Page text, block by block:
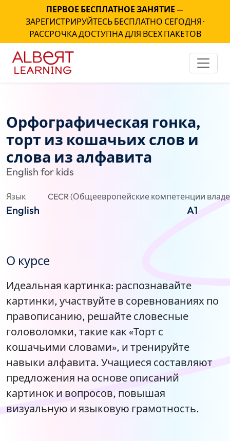
ПЕРВОЕ БЕСПЛАТНОЕ ЗАНЯТИЕ —
ЗАРЕГИСТРИРУЙТЕСЬ БЕСПЛАТНО СЕГОДНЯ ·
РАССРОЧКА ДОСТУПНА ДЛЯ ВСЕХ ПАКЕТОВ
Орфографическая гонка,
торт из кошачьих слов и
слова из алфавита
English for kids
Язык
English
CECR (Общеевропейские компетенции
A1
О курсе
Идеальная картинка: распознавайте
картинки, участвуйте в соревнованиях по
правописанию, решайте словесные
головоломки, такие как «Торт с
кошачьими словами», и тренируйте
навыки алфавита. Учащиеся составляют
предложения на основе описаний
картинок и вопросов, повышая
визуальную и языковую грамотность.